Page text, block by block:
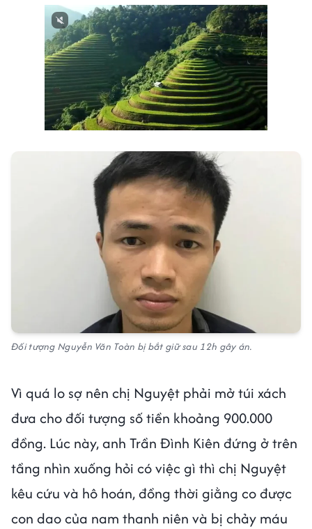
Đối tượng Nguyễn Văn Toàn bị bắt giữ sau 12h gây án.
Vì quá lo sợ nên chị Nguyệt phải mở túi xách
đưa cho đối tượng số tiền khoảng 900.000
đồng. Lúc này, anh Trần Đình Kiên đứng ở trên
tầng nhìn xuống hỏi có việc gì thì chị Nguyệt
kêu cứu và hô hoán, đồng thời giằng co được
con dao của nam thanh niên và bị chảy máu